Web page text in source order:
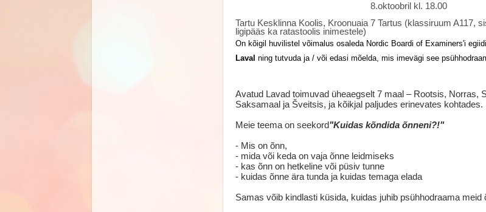
8.oktoobril kl. 18.00
Tartu Kesklinna Koolis, Kroonuaia 7 Tartus (klassiruum A117,
ligipääs ka ratastoolis inimestele)
Onkõigil huvilistel võimalus osaleda Nordic Boardi of Examiners'i
Laval ning tutvuda ja / või edasi mõelda, mis imevägi see
Avatud Lavad toimuvad üheaegselt 7 maal – Rootsis, Norras,
Saksamaal ja Šveitsis, ja kõikjal paljudes erinevates kohtades.
Meie teema on seekord"Kuidas kõndida õnneni?!"
- Mis on õnn,
- mida või keda on vaja õnne leidmiseks
- kas õnn on hetkeline või püsiv tunne
- kuidas õnne ära tunda ja kuidas temaga elada
Samas võib kindlasti küsida, kuidas juhib psühhodraama meid